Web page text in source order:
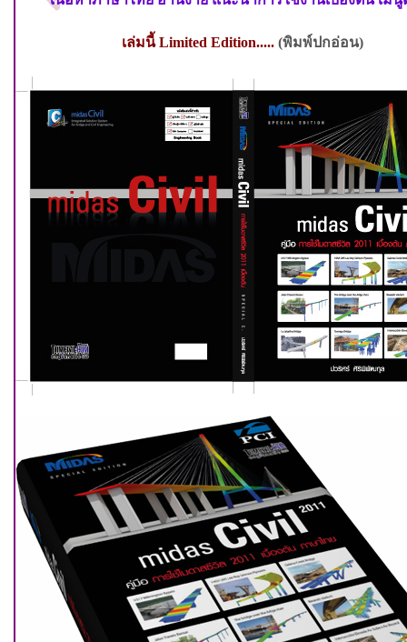
เล่มนี้Limited Edition..... (พิมพ์ปกอ่อน)